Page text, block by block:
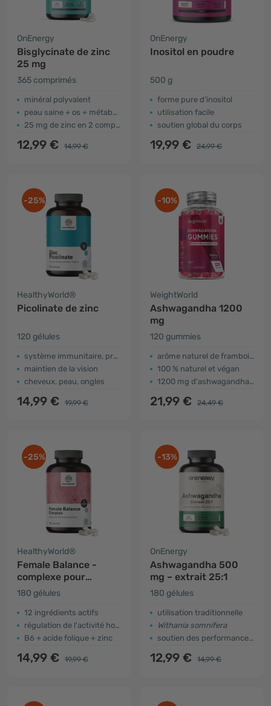
OnEnergy
Bisglycinate de zinc
25 mg
365 comprimés
minéral polyvalent
peau saine + os + métabolisme des macronutriments
25 mg de zinc en 2 comprimés
12,99 € 14,99 €
OnEnergy
Inositol en poudre
500 g
forme pure d'inositol
utilisation facile
soutien global du corps
19,99 € 24,99 €
-25%
HealthyWorld®
Picolinate de zinc
120 gélules
système immunitaire, protection des cellules
maintien de la vision
cheveux, peau, ongles
14,99 € 19,99 €
-10%
WeightWorld
Ashwagandha 1200
mg
120 gummies
arôme naturel de framboise
100 % naturel et végan
1200 mg d'ashwagandha pour 2 gummies
21,99 € 24,49 €
-25%
HealthyWorld®
Female Balance -
complexe pour
femmes
180 gélules
12 ingrédients actifs
régulation de l'activité hormonale
B6 + acide folique + zinc
14,99 € 19,99 €
-13%
OnEnergy
Ashwagandha 500
mg – extrait 25:1
180 gélules
utilisation traditionnelle
Withania somnifera
soutien des performances physiques et mentales
12,99 € 14,99 €